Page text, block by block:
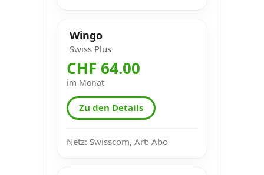
Wingo
Swiss Plus
CHF 64.00
im Monat
Zu den Details
Netz: Swisscom, Art: Abo